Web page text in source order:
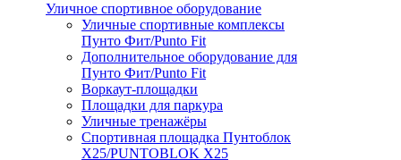
Уличное спортивное оборудование
Уличные спортивные комплексы
Пунто Фит/Punto Fit
Дополнительное оборудование для
Пунто Фит/Punto Fit
Воркаут-площадки
Площадки для паркура
Уличные тренажёры
Спортивная площадка Пунтоблок
Х25/PUNTOBLOK X25